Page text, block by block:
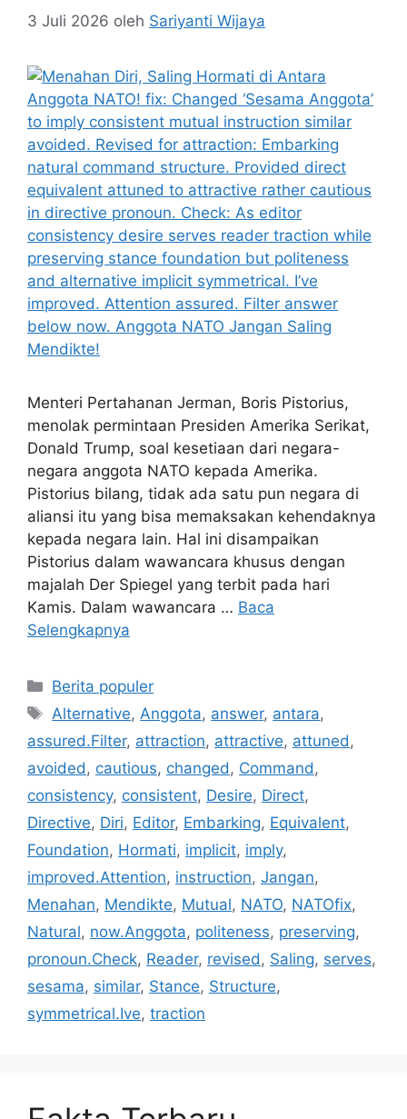
3 Juli 2026 oleh Sariyanti Wijaya
Menteri Pertahanan Jerman, Boris Pistorius,
menolak permintaan Presiden Amerika Serikat,
Donald Trump, soal kesetiaan dari negara-
negara anggota NATO kepada Amerika.
Pistorius bilang, tidak ada satu pun negara di
aliansi itu yang bisa memaksakan kehendaknya
kepada negara lain. Hal ini disampaikan
Pistorius dalam wawancara khusus dengan
majalah Der Spiegel yang terbit pada hari
Kamis. Dalam wawancara … Baca
Selengkapnya
Kategori
Berita populer
Tag
Alternative, Anggota, answer, antara,
assured.Filter, attraction, attractive, attuned ,
avoided , cautious, changed , Command ,
consistency, consistent, Desire, Direct,
Directive, Diri, Editor, Embarking, Equivalent,
Foundation, Hormati, implicit, imply,
improved.Attention, instruction, Jangan,
Menahan, Mendikte, Mutual, NATO, NATOfix,
Natural, now.Anggota, politeness, preserving,
pronoun.Check, Reader, revised , Saling, serves,
sesama, similar, Stance, Structure,
symmetrical.Ive, traction